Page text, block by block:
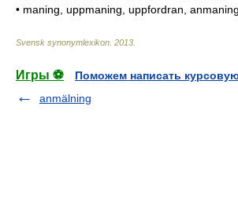
• maning, uppmaning, uppfordran,
Svensk synonymlexikon 2013
Игры ⚽
Поможем написать
anmälning